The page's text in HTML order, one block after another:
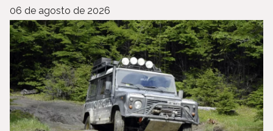
06 de agosto de 2026